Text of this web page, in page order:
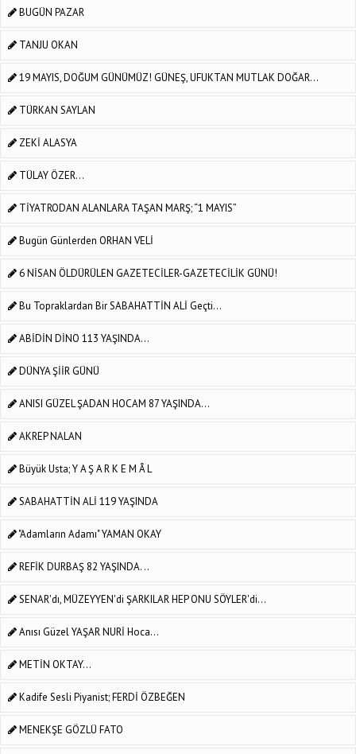
BUGÜN PAZAR
TANJU OKAN
19 MAYIS, DOĞUM GÜNÜMÜZ! GÜNEŞ, UFUKTAN MUTLAK DOĞAR…
TÜRKAN SAYLAN
ZEKİ ALASYA
TÜLAY ÖZER...
TİYATRODAN ALANLARA TAŞAN MARŞ; “1 MAYIS”
Bugün Günlerden ORHAN VELİ
6 NİSAN ÖLDÜRÜLEN GAZETECİLER-GAZETECİLİK GÜNÜ!
Bu Topraklardan Bir SABAHATTİN ALİ Geçti...
ABİDİN DİNO 113 YAŞINDA...
DÜNYA ŞİİR GÜNÜ
ANISI GÜZEL ŞADAN HOCAM 87 YAŞINDA...
AKREP NALAN
Büyük Usta; Y A Ş A R K E M Â L
SABAHATTİN ALİ 119 YAŞINDA
"Adamların Adamı" YAMAN OKAY
REFİK DURBAŞ 82 YAŞINDA. ..
SENAR'dı, MÜZEYYEN'di ŞARKILAR HEP ONU SÖYLER'di...
Anısı Güzel YAŞAR NURİ Hoca...
METİN OKTAY...
Kadife Sesli Piyanist; FERDİ ÖZBEĞEN
MENEKŞE GÖZLÜ FATO